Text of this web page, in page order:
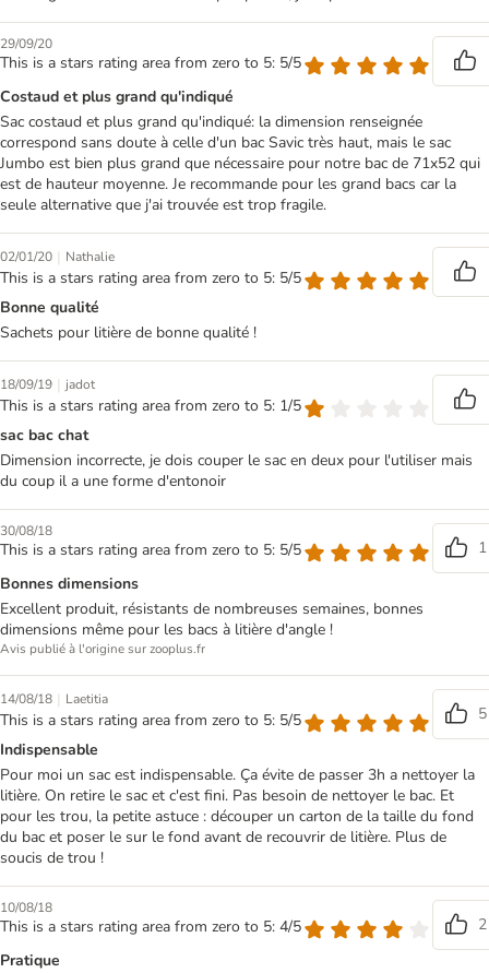
29/09/20
This is a stars rating area from zero to 5: 5/5
Costaud et plus grand qu'indiqué
Sac costaud et plus grand qu'indiqué: la dimension renseignée
correspond sans doute à celle d'un bac Savic très haut, mais le sac
Jumbo est bien plus grand que nécessaire pour notre bac de 71x52 qui
est de hauteur moyenne. Je recommande pour les grand bacs car la
seule alternative que j'ai trouvée est trop fragile.
02/01/20 | Nathalie
This is a stars rating area from zero to 5: 5/5
Bonne qualité
Sachets pour litière de bonne qualité !
18/09/19 | jadot
This is a stars rating area from zero to 5: 1/5
sac bac chat
Dimension incorrecte, je dois couper le sac en deux pour l'utiliser mais
du coup il a une forme d'entonoir
30/08/18
This is a stars rating area from zero to 5: 5/5
1
Bonnes dimensions
Excellent produit, résistants de nombreuses semaines, bonnes
dimensions même pour les bacs à litière d'angle !
Avis publié à l'origine sur zooplus.fr
14/08/18 | Laetitia
This is a stars rating area from zero to 5: 5/5
5
Indispensable
Pour moi un sac est indispensable. Ça évite de passer 3h a nettoyer la
litière. On retire le sac et c'est fini. Pas besoin de nettoyer le bac. Et
pour les trou, la petite astuce : découper un carton de la taille du fond
du bac et poser le sur le fond avant de recouvrir de litière. Plus de
soucis de trou !
10/08/18
This is a stars rating area from zero to 5: 4/5
2
Pratique